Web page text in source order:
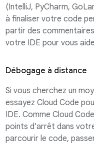
(IntelliJ, PyCharm,
à finaliser votre code
partir des
votre IDE pour vous
Débogage à distance
Si vous cherchez un
essayez Cloud Code
IDE. Comme Cloud
points d'arrêt dans
parcourir le code,